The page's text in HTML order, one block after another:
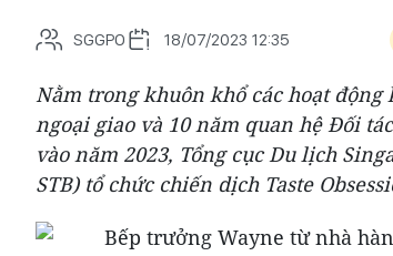
SGGPO 18/07/2023 12:35
Nằm trong khuôn khổ các hoạt
ngoại giao và 10 năm quan hệ Đối
vào năm 2023, Tổng cục Du lịch
STB) tổ chức chiến dịch Taste